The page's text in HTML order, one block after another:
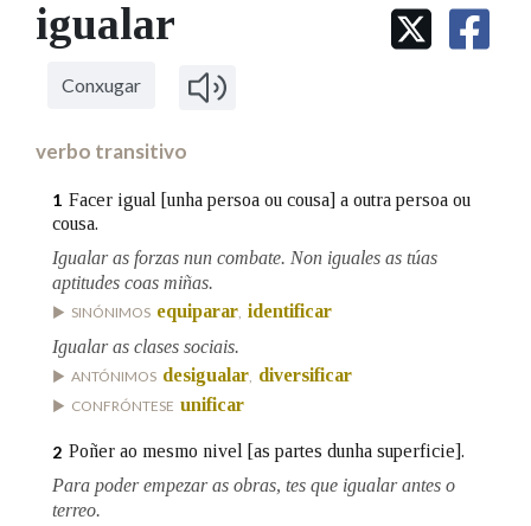
IDENTIDADE CORPORATIVA
MARCIAL DEL ADALID
FIGURAS HOMENAXEADAS
Facebook
TwitterYoutubeInstagram
Bluesky
BUSCAR NOS LEMAS
Comeza por
Contén
BUSCAR NO CONTIDO
Nas definicións
Nos exemplos
igualar
Conxugar
verbo transitivo
1 Facer igual [unha persoa ou cousa] a outra persoa ou
cousa.
Igualar as forzas nun combate. Non iguales as túas
aptitudes coas miñas.
SINÓNIMOS equiparar identificar
Igualar as clases sociais.
ANTÓNIMOS desigualar diversificar
CONFRÓNTESE unificar
2 Poñer ao mesmo nivel [as partes dunha superficie].
Para poder empezar as obras, tes que igualar antes o
terreo.